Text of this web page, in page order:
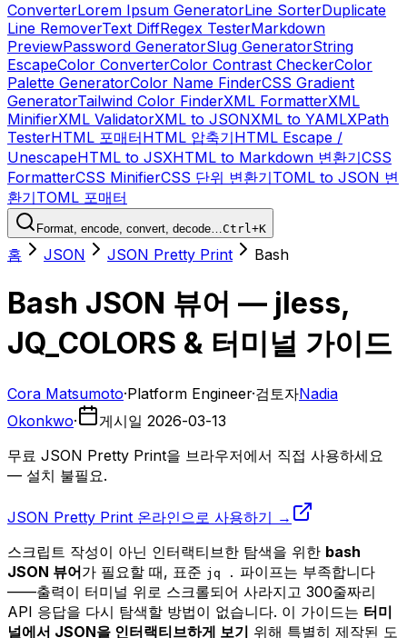
ConverterLorem Ipsum GeneratorLine SorterDuplicate
Line RemoverText DiffRegex TesterMarkdown
PreviewPassword GeneratorSlug GeneratorString
EscapeColor ConverterColor Contrast CheckerColor
Palette GeneratorColor Name FinderCSS Gradient
GeneratorTailwind Color FinderXML FormatterXML
MinifierXML ValidatorXML to JSONXML to YAMLXPath
TesterHTML 포매터HTML 압축기HTML Escape /
UnescapeHTML to JSXHTML to Markdown 변환기CSS
FormatterCSS MinifierCSS 단위 변환기TOML to JSON 변
환기TOML 포매터
Format, encode, convert, decode…Ctrl+K
홈 JSON JSON Pretty Print Bash
Bash JSON 뷰어 — jless,
JQ_COLORS & 터미널 가이드
Cora Matsumoto·Platform Engineer·검토자Nadia
Okonkwo· 게시일 2026-03-13
무료 JSON Pretty Print을 브라우저에서 직접 사용하세요
— 설치 불필요.
JSON Pretty Print 온라인으로 사용하기 →
스크립트 작성이 아닌 인터랙티브한 탐색을 위한 bash
JSON 뷰어가 필요할 때, 표준 jq . 파이프는 부족합니다
——출력이 터미널 위로 스크롤되어 사라지고 300줄짜리
API 응답을 다시 탐색할 방법이 없습니다. 이 가이드는 터미
널에서 JSON을 인터랙티브하게 보기 위해 특별히 제작된 도